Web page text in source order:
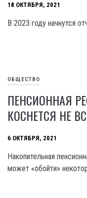
18 ОКТЯБРЯ, 2021
В 2023 году начнутся
ОБЩЕСТВО
ПЕНСИОННАЯ
КОСНЕТСЯ НЕ
6 ОКТЯБРЯ, 2021
Накопительная
может «обойти»